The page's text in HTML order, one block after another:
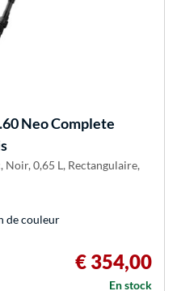
Neo Complete
Noir, 0,65 L, Rectangulaire,
de couleur
€ 354,00
En stock